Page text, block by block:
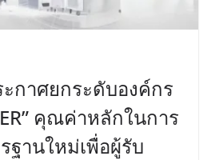
ะกาศยกระดับองค์กร
คุณค่าหลักในการ
ฐานใหม่เพื่อผู้รับ